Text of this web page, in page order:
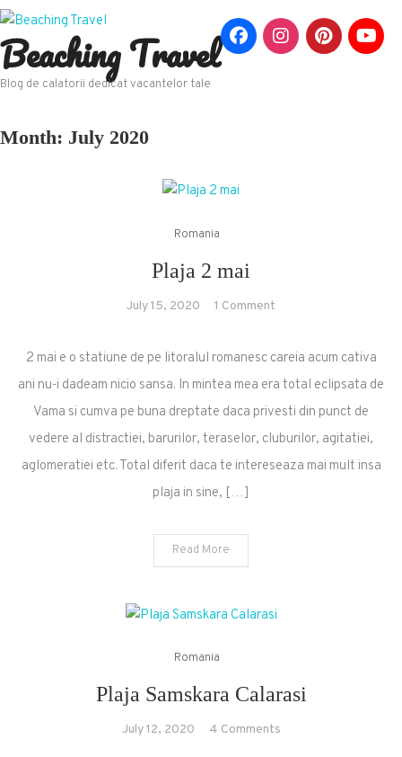
Skip
to
content
Beaching Travel
Blog de calatorii dedicat vacantelor tale
Month: July 2020
Romania
Plaja 2 mai
July 15, 2020 1 Comment
2 mai e o statiune de pe litoralul romanesc careia acum cativa
ani nu-i dadeam nicio sansa. In mintea mea era total eclipsata de
Vama si cumva pe buna dreptate daca privesti din punct de
vedere al distractiei, barurilor, teraselor, cluburilor, agitatiei,
aglomeratiei etc. Total diferit daca te intereseaza mai mult insa
plaja in sine, […]
Read More
Romania
Plaja Samskara Calarasi
July 12, 2020 4 Commentson